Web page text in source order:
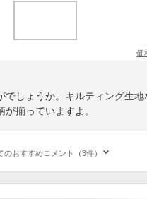
価
でしょうか。キルティング生
揃っていますよ。
のおすすめコメント（3件）